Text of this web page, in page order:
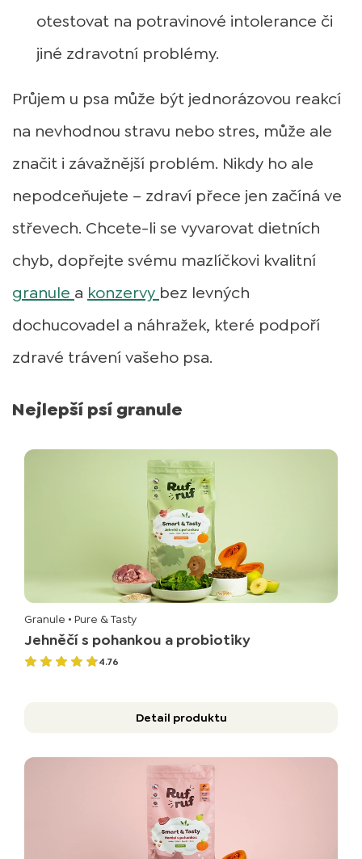
otestovat na potravinové intolerance či
jiné zdravotní problémy.
Průjem u psa může být jednorázovou reakcí
na nevhodnou stravu nebo stres, může ale
značit i závažnější problém. Nikdy ho ale
nepodceňujete – zdraví přece jen začíná ve
střevech. Chcete-li se vyvarovat dietních
chyb, dopřejte svému mazlíčkovi kvalitní
granule a konzervy bez levných
dochucovadel a náhražek, které podpoří
zdravé trávení vašeho psa.
Nejlepší psí granule
Granule • Pure & Tasty
Jehněčí s pohankou a probiotiky
4.76
Detail produktu